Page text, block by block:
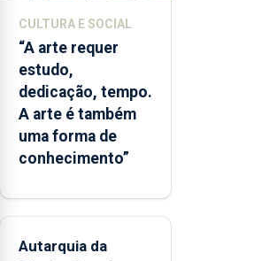
integrados
na
Rede
Municipal
de
Museus
aos
durante
mês
CULTURA E SOCIAL
“A arte requer
estudo,
dedicação, tempo.
A arte é também
uma forma de
conhecimento”
Autarquia da